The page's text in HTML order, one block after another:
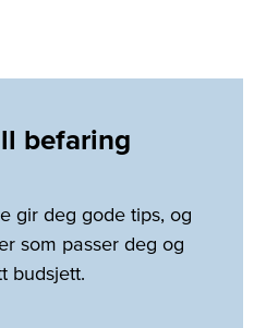
befaring
gir deg gode tips, og
som passer deg og
budsjett.